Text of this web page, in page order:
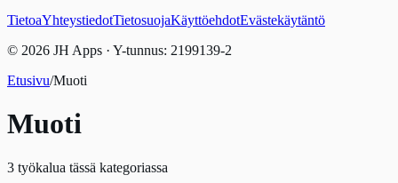
TietoaYhteystiedotTietosuojaKäyttöehdotEvästekäytäntö
© 2026 JH Apps · Y-tunnus: 2199139-2
Etusivu/Muoti
Muoti
3 työkalua tässä kategoriassa